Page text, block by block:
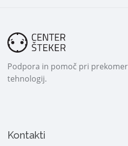
Podpora in pomoč pri
tehnologij.
Kontakti